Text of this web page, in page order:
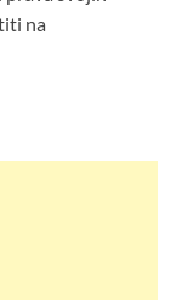
na